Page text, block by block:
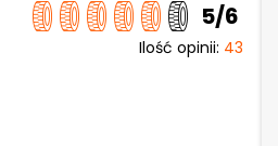
5/6
Ilość opinii: 43